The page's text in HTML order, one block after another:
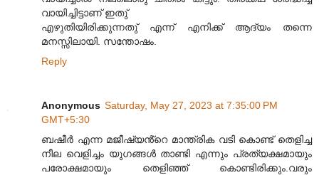
വായിച്ചിട്ടാണ് ഇതു്
എഴുതിയിരിക്കുന്നതു് എന്ന് എനിക്ക് ആദ്യം തന്നെ
മനസ്സിലായി. സന്തോഷം.
Reply
Anonymous Saturday, May 27, 2023 at 7:35:00 PM
GMT+5:30
ബഷീർ എന്ന മജീഷ്യൻ്റെ മാന്ത്രിക വടി കൊണ്ട് തെളിച്ച
നീല വെളിച്ചം യുഗങ്ങൾ താണ്ടി എന്നും പ്രത്യക്ഷമായും
പരോക്ഷമായും തെളിഞ്ഞ് കൊണ്ടിരിക്കും.വരും